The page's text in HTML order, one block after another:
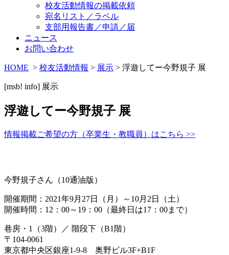
校友活動情報の掲載依頼
宛名リスト／ラベル
支部用報告書／申請／届
ニュース
お問い合わせ
HOME > 校友活動情報 > 展示 > 浮遊してー今野規子 展
[msb! info] 展示
浮遊してー今野規子 展
情報掲載ご希望の方（卒業生・教職員）はこちら >>
今野規子さん（10通油版）
開催期間：2021年9月27日（月）～10月2日（土）
開催時間：12：00～19：00（最終日は17：00まで）
巷房・1（3階）／ 階段下（B1階）
〒104-0061
東京都中央区銀座1-9-8 奥野ビル3F+B1F